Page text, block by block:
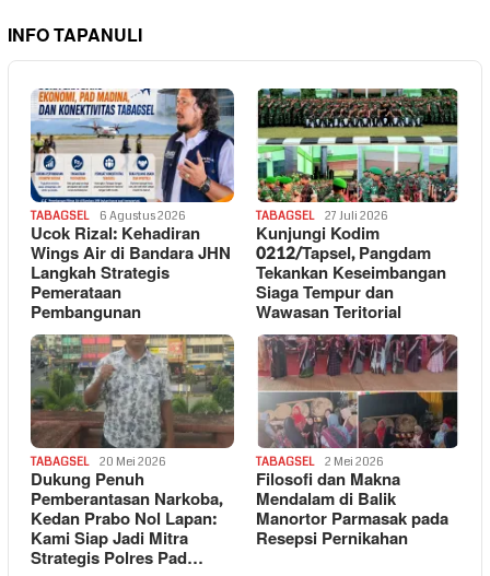
INFO TAPANULI
TABAGSEL 6 Agustus 2026
Ucok Rizal: Kehadiran
Wings Air di Bandara JHN
Langkah Strategis
Pemerataan
Pembangunan
TABAGSEL 27 Juli 2026
Kunjungi Kodim
0212/Tapsel, Pangdam
Tekankan Keseimbangan
Siaga Tempur dan
Wawasan Teritorial
TABAGSEL 20 Mei 2026
Dukung Penuh
Pemberantasan Narkoba,
Kedan Prabo Nol Lapan:
Kami Siap Jadi Mitra
Strategis Polres Pad…
TABAGSEL 2 Mei 2026
Filosofi dan Makna
Mendalam di Balik
Manortor Parmasak pada
Resepsi Pernikahan